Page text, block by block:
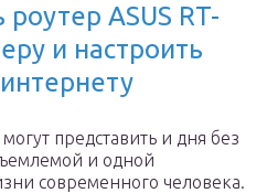
ASUS RT-
и настроить
представить и дня без
и одной
современного человека.